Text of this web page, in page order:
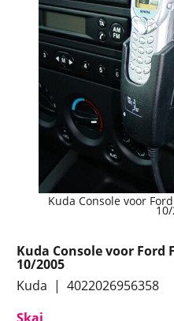
Kuda Console voor
Kuda Console voor Ford
10/2005
Kuda
4022026956358